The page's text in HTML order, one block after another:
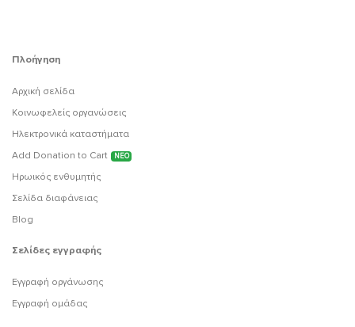
Πλοήγηση
Αρχική σελίδα
Κοινωφελείς οργανώσεις
Ηλεκτρονικά καταστήματα
Add Donation to Cart
ΝΕΟ
Ηρωικός ενθυμητής
Σελίδα διαφάνειας
Blog
Σελίδες εγγραφής
Εγγραφή οργάνωσης
Εγγραφή ομάδας